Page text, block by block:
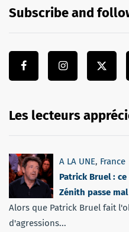
Subscribe and
Les lecteurs
A LA UNE, France
Patrick Bruel :
Zénith passe mal
Alors que Patrick Bruel fait
d'agressions...